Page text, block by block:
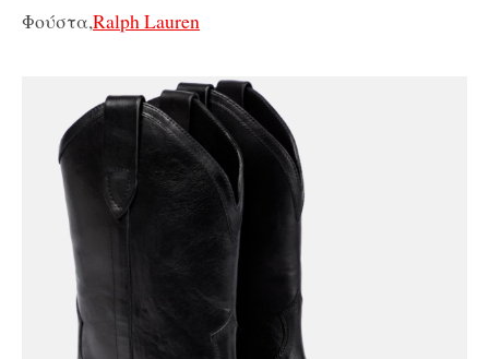
Φούστα,Ralph Lauren